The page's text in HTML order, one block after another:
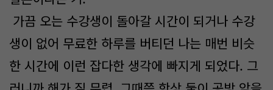
가끔 오는 수강생이 돌아갈 시간이 되거나 수강
생이 없어 무료한 하루를 버티던 나는 매번 비슷
한 시간에 이런 잡다한 생각에 빠지게 되었다. 그